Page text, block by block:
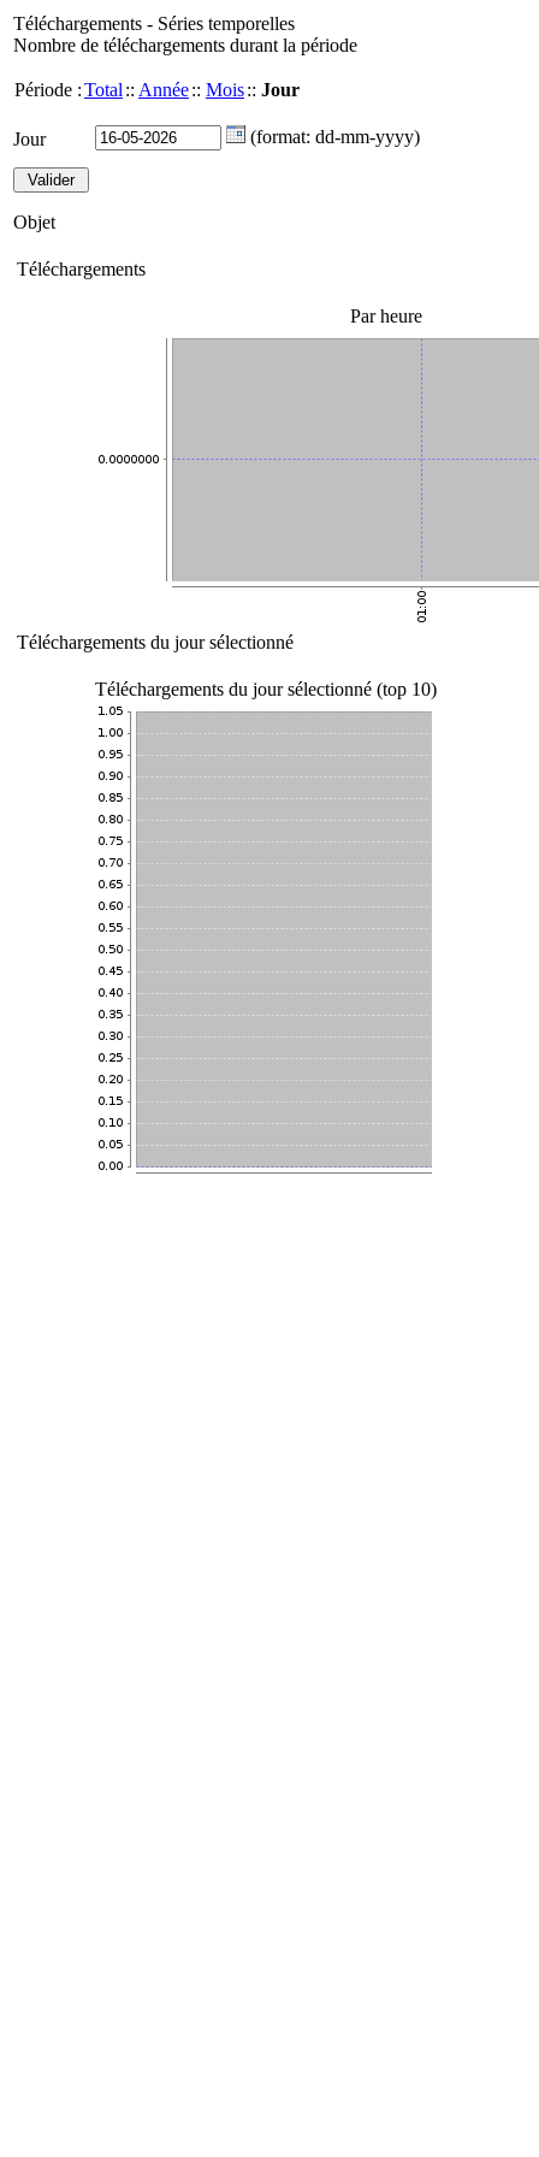
Téléchargements - Séries temporelles
Nombre de téléchargements durant la période
Période :Total :: Année:: Mois:: Jour
Jour (format: dd-mm-yyyy)
Objet
Téléchargements
Par heure
Téléchargements du jour sélectionné
Téléchargements du jour sélectionné (top 10)